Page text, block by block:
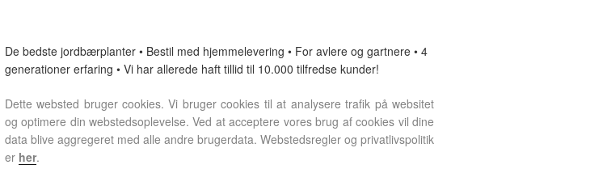
De bedste jordbærplanter • Bestil med hjemmelevering • For avlere og gartnere • 4
generationer erfaring • Vi har allerede haft tillid til 10.000 tilfredse kunder!
Dette websted bruger cookies. Vi bruger cookies til at analysere trafik på websitet
og optimere din webstedsoplevelse. Ved at acceptere vores brug af cookies vil dine
data blive aggregeret med alle andre brugerdata. Webstedsregler og privatlivspolitik
er her.